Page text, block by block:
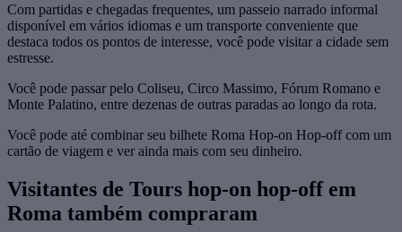
Com partidas e chegadas frequentes, um passeio narrado informal
disponível em vários idiomas e um transporte conveniente que
destaca todos os pontos de interesse, você pode visitar a cidade sem
estresse.
Você pode passar pelo Coliseu, Circo Massimo, Fórum Romano e
Monte Palatino, entre dezenas de outras paradas ao longo da rota.
Você pode até combinar seu bilhete Roma Hop-on Hop-off com um
cartão de viagem e ver ainda mais com seu dinheiro.
Visitantes de Tours hop-on hop-off em
Roma também compraram